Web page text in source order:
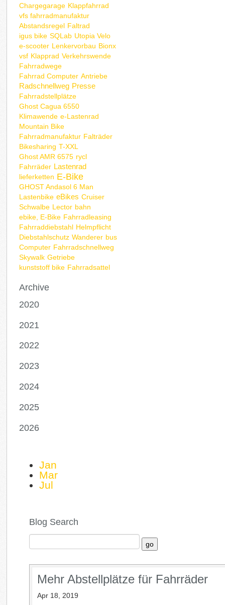
Chargegarage Klappfahrrad
vfs fahrradmanufaktur
Abstandsregel Faltrad
igus bike SQLab Utopia Velo
e-scooter Lenkervorbau Bionx
vsf Klapprad Verkehrswende
Fahrradwege
Fahrrad Computer Antriebe
Radschnellweg Presse
Fahrradstellplätze
Ghost Cagua 6550
Klimawende e-Lastenrad
Mountain Bike
Fahrradmanufaktur Falträder
Bikesharing T-XXL
Ghost AMR 6575 rycl
Fahrräder Lastenrad
lieferketten E-Bike
GHOST Andasol 6 Man
Lastenbike eBikes Cruiser
Schwalbe Lector bahn
ebike, E-Bike Fahrradleasing
Fahrraddiebstahl Helmpflicht
Diebstahlschutz Wanderer bus
Computer Fahrradschnellweg
Skywalk Getriebe
kunststoff bike Fahrradsattel
Archive
2020
2021
2022
2023
2024
2025
2026
Jan
Mar
Jul
Blog Search
Mehr Abstellplätze für Fahrräder
Apr 18, 2019